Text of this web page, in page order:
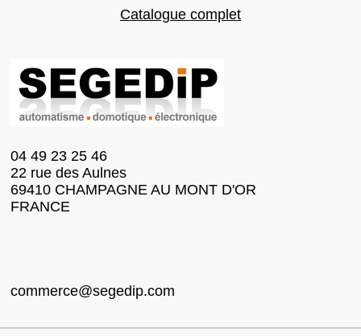
Catalogue complet
04 49 23 25 46
22 rue des Aulnes
69410 CHAMPAGNE AU MONT D'OR
FRANCE
commerce@segedip.com